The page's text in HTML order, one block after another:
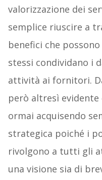
valorizzazione dei
semplice riuscire a
benefici che
stessi condividano i
attività ai fornitori.
però altresì
ormai acquisendo
strategica poiché i
rivolgono a tutti gli
una visione sia di